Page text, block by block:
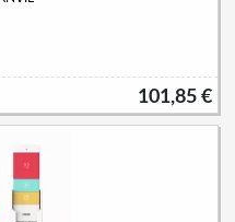
101,85 €